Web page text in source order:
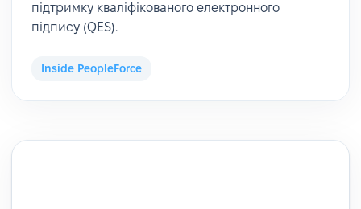
підтримку кваліфікованого електронного
підпису (QES).
Inside PeopleForce